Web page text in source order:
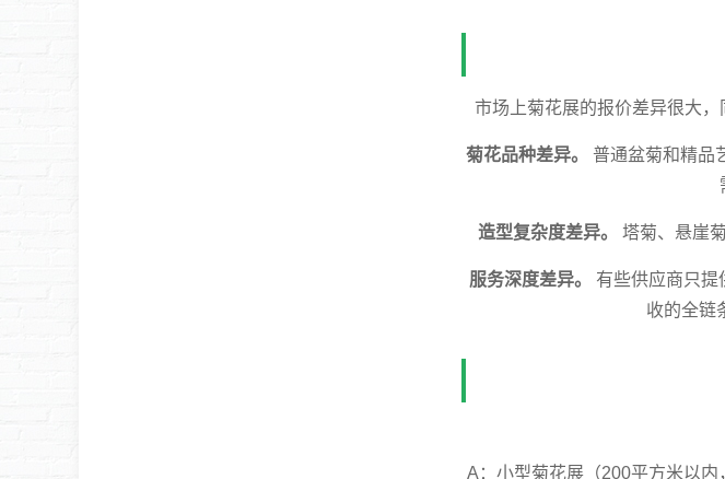
市场上菊花展的报价差异很大
菊花品种差异。
普通盆菊和精品
造型复杂度差异。 塔菊、悬崖
服务深度差异。
有些供应商只提
收的全链
A：小型菊花展（200平方米以